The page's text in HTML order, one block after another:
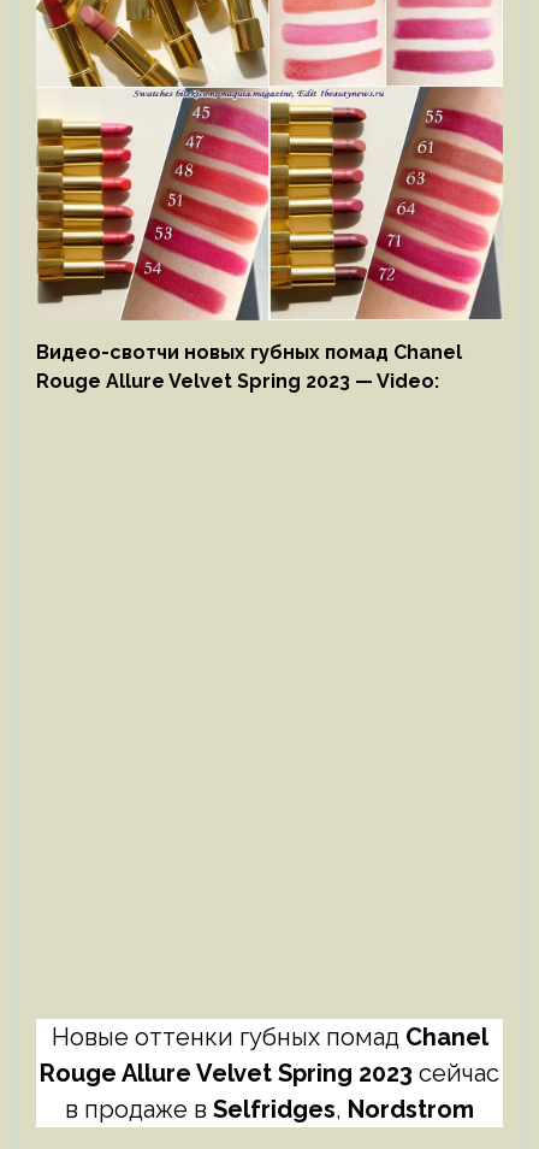
Видео-свотчи новых губных помад Chanel
Rouge Allure Velvet Spring 2023 — Video:
Новые оттенки губных помад Chanel
Rouge Allure Velvet Spring 2023 сейчас
в продаже в Selfridges, Nordstrom